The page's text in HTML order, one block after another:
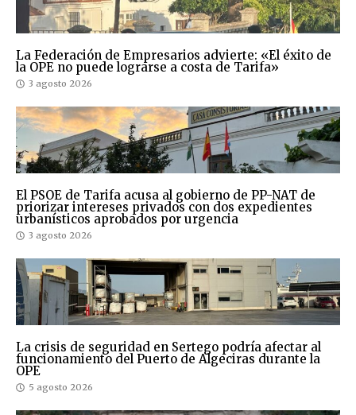
La Federación de Empresarios advierte: «El éxito de
la OPE no puede lograrse a costa de Tarifa»
3 agosto 2026
El PSOE de Tarifa acusa al gobierno de PP-NAT de
priorizar intereses privados con dos expedientes
urbanísticos aprobados por urgencia
3 agosto 2026
La crisis de seguridad en Sertego podría afectar al
funcionamiento del Puerto de Algeciras durante la
OPE
5 agosto 2026